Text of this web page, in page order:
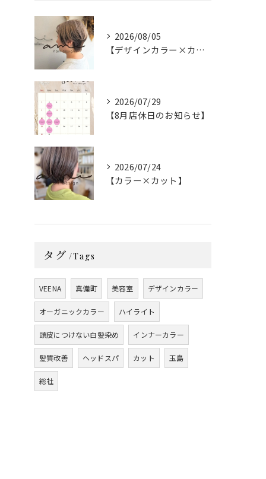
2026/08/05
【デザインカラー×カット】
2026/07/29
【8月店休日のお知らせ】
2026/07/24
【カラー×カット】
タグ Tags
VEENA 真備町 美容室 デザインカラー
オーガニックカラー ハイライト
頭皮につけない白髪染め インナーカラー
髪質改善 ヘッドスパ カット 玉島
総社